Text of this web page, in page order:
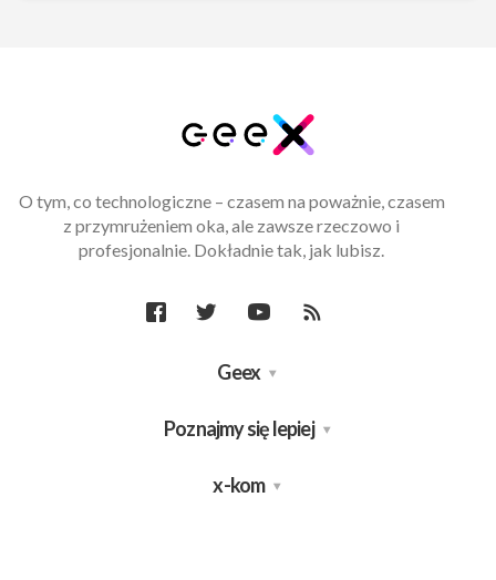
O tym, co technologiczne – czasem na poważnie, czasem
z przymrużeniem oka, ale zawsze rzeczowo i
profesjonalnie. Dokładnie tak, jak lubisz.
Geex
Poznajmy się lepiej
x-kom